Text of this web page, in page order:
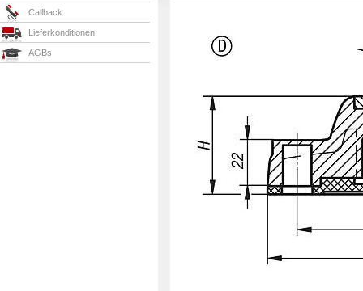
Callback
Lieferkonditionen
AGBs